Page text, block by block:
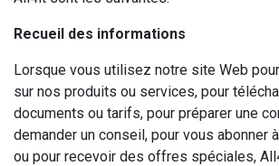
Recueil des informations
Lorsque vous utilisez notre site Web
sur nos produits ou services, pour
documents ou tarifs, pour préparer une
demander un conseil, pour vous abonner
ou pour recevoir des offres spéciales,